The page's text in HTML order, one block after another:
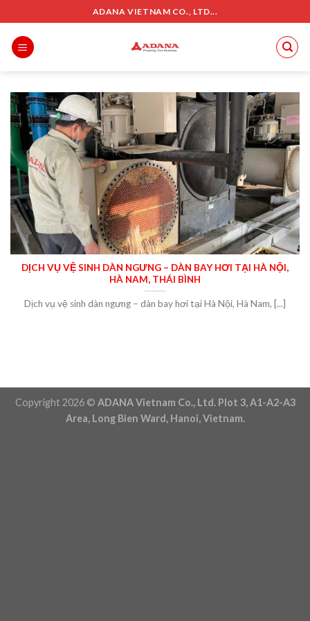
to
content
ADANA VIETNAM CO., LTD...
DỊCH VỤ VỆ SINH DÀN NGƯNG – DÀN BAY HƠI TẠI HÀ NỘI,
HÀ NAM, THÁI BÌNH
Dịch vụ vệ sinh dàn ngưng – dàn bay hơi tại Hà Nội, Hà Nam, [...]
Copyright 2026 © ADANA Vietnam Co., Ltd. Plot 3, A1-A2-A3
Area, Long Bien Ward, Hanoi, Vietnam.